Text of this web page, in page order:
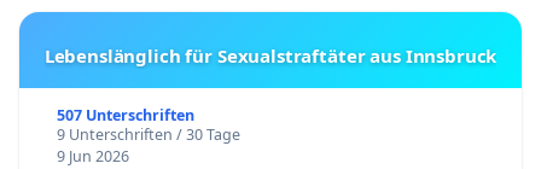
Lebenslänglich für Sexualstraftäter aus Innsbruck
507 Unterschriften
9 Unterschriften / 30 Tage
9 Jun 2026